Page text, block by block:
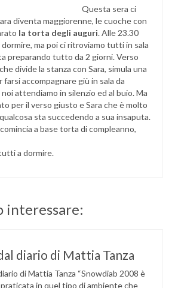
Questa sera ci
diventa maggiorenne, le cuoche con
la torta degli auguri. Alle 23.30
dormire, ma poi ci ritroviamo tutti in sala
preparando tutto da 2 giorni. Verso
divide la stanza con Sara, simula una
accompagnare giù in sala da
attendiamo in silenzio ed al buio. Ma
per il verso giusto e Sara che è molto
sta succedendo a sua insaputa.
a base torta di compleanno,
a dormire.
interessare:
diario di Mattia Tanza
di Mattia Tanza “Snowdiab 2008 è
in quel tipo di ambiente che